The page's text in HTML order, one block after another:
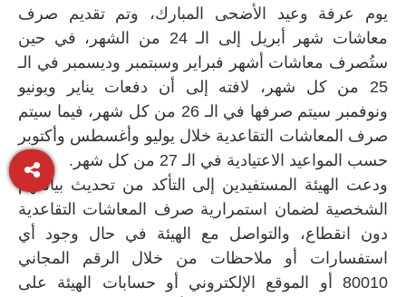
يوم عرفة وعيد الأضحى المبارك، وتم تقديم صرف
معاشات شهر أبريل إلى الـ 24 من الشهر، في حين
ستُصرف معاشات أشهر فبراير وسبتمبر وديسمبر في الـ
25 من كل شهر، لافته إلى أن دفعات يناير ويونيو
ونوفمبر سيتم صرفها في الـ 26 من كل شهر، فيما سيتم
صرف المعاشات التقاعدية خلال يوليو وأغسطس وأكتوبر
حسب المواعيد الاعتيادية في الـ 27 من كل شهر.
ودعت الهيئة المستفيدين إلى التأكد من تحديث بياناتهم
الشخصية لضمان استمرارية صرف المعاشات التقاعدية
دون انقطاع، والتواصل مع الهيئة في حال وجود أي
استفسارات أو ملاحظات من خلال الرقم المجاني
80010 أو الموقع الإلكتروني أو حسابات الهيئة على